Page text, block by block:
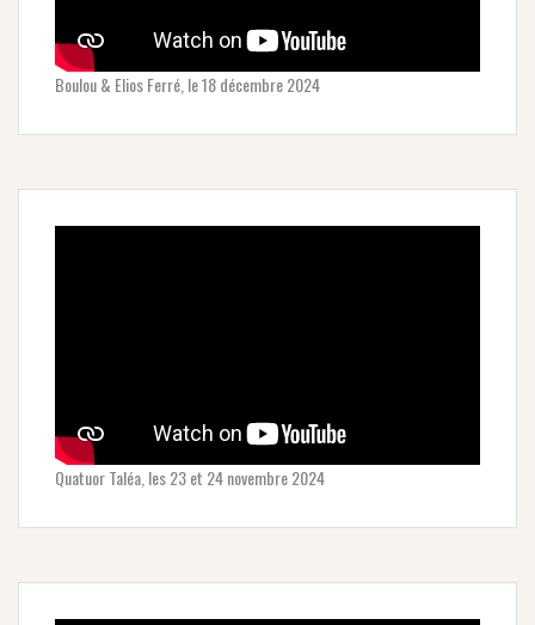
Boulou & Elios Ferré, le 18 décembre 2024
Quatuor Taléa, les 23 et 24 novembre 2024